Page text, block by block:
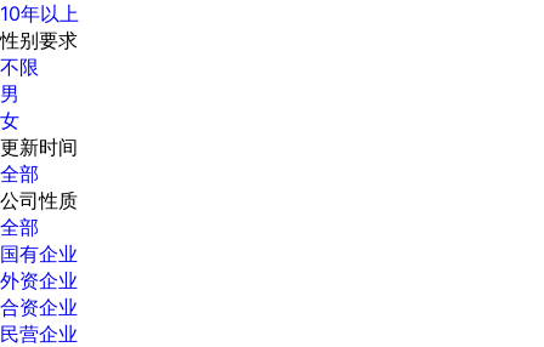
10年以上
性别要求
不限
男
女
更新时间
全部
公司性质
全部
国有企业
外资企业
合资企业
民营企业